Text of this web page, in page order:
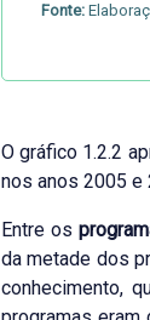
Fonte:
O gráfico 1.2.2
nos anos 2005 e
Entre os
da metade dos
conhecimento,